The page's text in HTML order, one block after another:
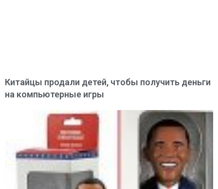
Китайцы продали детей, чтобы получить деньги
на компьютерные игры